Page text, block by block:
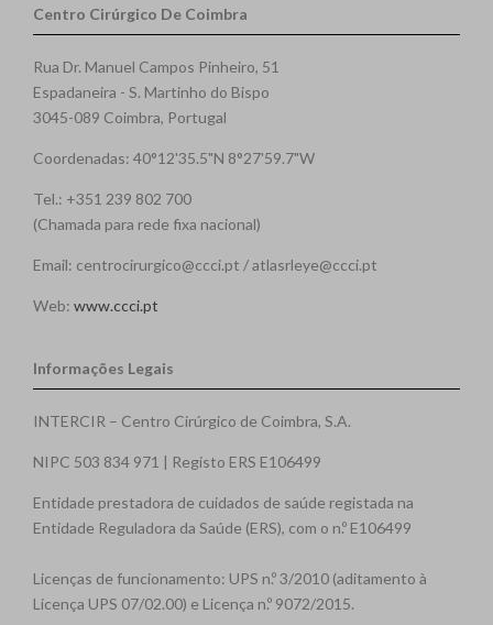
Centro Cirúrgico De Coimbra
Rua Dr. Manuel Campos Pinheiro, 51
Espadaneira - S. Martinho do Bispo
3045-089 Coimbra, Portugal
Coordenadas: 40°12'35.5"N 8°27'59.7"W
Tel.: +351 239 802 700
(Chamada para rede fixa nacional)
Email: centrocirurgico@ccci.pt / atlasrleye@ccci.pt
Web: www.ccci.pt
Informações Legais
INTERCIR – Centro Cirúrgico de Coimbra, S.A.
NIPC 503 834 971 | Registo ERS E106499
Entidade prestadora de cuidados de saúde registada na
Entidade Reguladora da Saúde (ERS), com o n.º E106499
Licenças de funcionamento: UPS n.º 3/2010 (aditamento à
Licença UPS 07/02.00) e Licença n.º 9072/2015.